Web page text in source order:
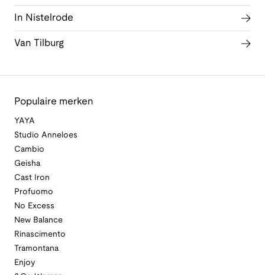
In Nistelrode
Van Tilburg
Populaire merken
YAYA
Studio Anneloes
Cambio
Geisha
Cast Iron
Profuomo
No Excess
New Balance
Rinascimento
Tramontana
Enjoy